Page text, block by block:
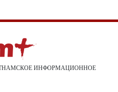
ИНФОРМАЦИОННОЕ